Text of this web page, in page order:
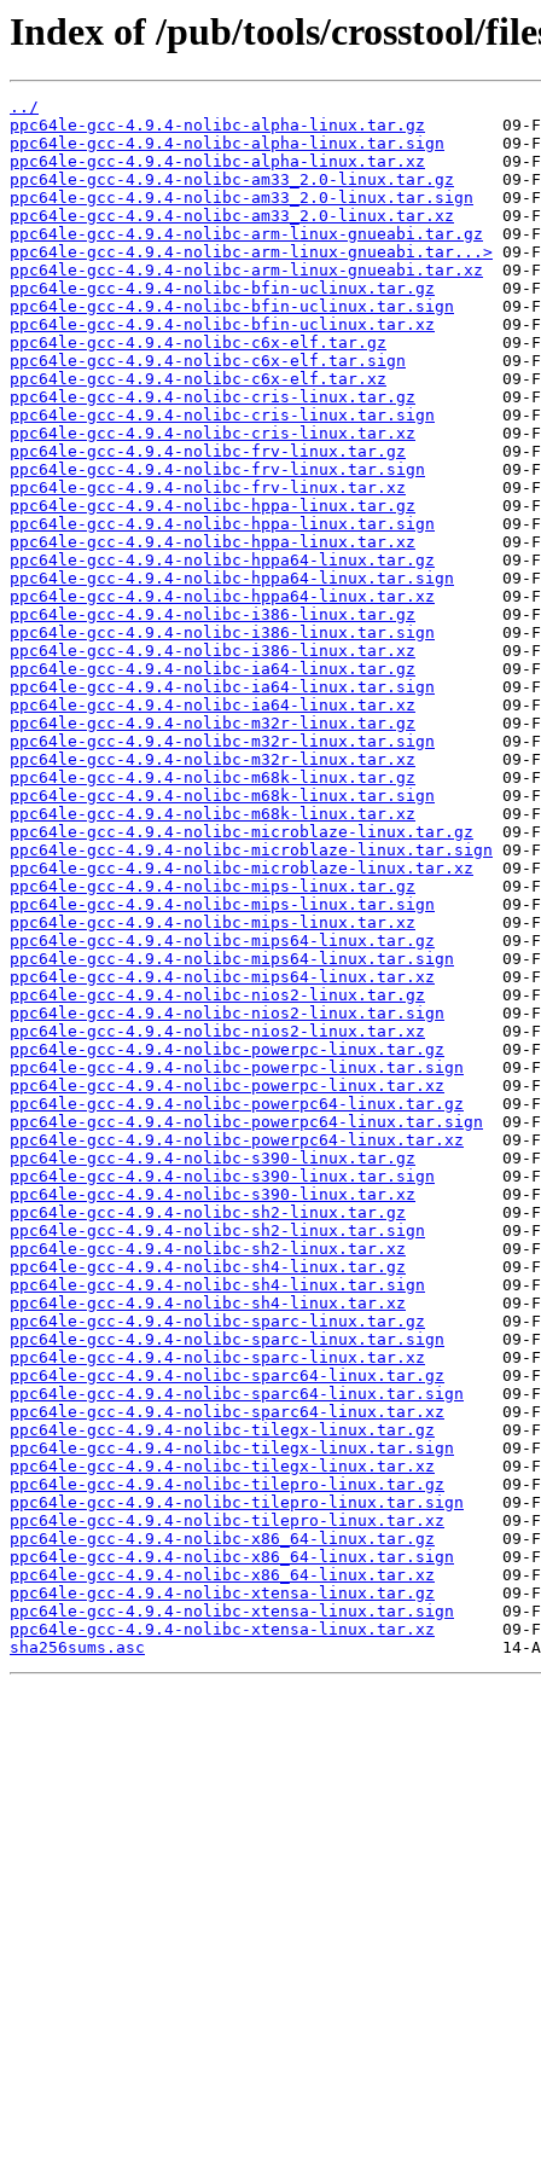
Index of /pub/tools/crosstool/
../
ppc64le-gcc-4.9.4-nolibc-alpha-linux.tar.gz
ppc64le-gcc-4.9.4-nolibc-alpha-linux.tar.sign
ppc64le-gcc-4.9.4-nolibc-alpha-linux.tar.xz
ppc64le-gcc-4.9.4-nolibc-am33_2.0-linux.tar.gz
ppc64le-gcc-4.9.4-nolibc-am33_2.0-linux.tar.sign
ppc64le-gcc-4.9.4-nolibc-am33_2.0-linux.tar.xz
ppc64le-gcc-4.9.4-nolibc-arm-linux-gnueabi.tar.gz
ppc64le-gcc-4.9.4-nolibc-arm-linux-gnueabi.tar...>
ppc64le-gcc-4.9.4-nolibc-arm-linux-gnueabi.tar.xz
ppc64le-gcc-4.9.4-nolibc-bfin-uclinux.tar.gz
ppc64le-gcc-4.9.4-nolibc-bfin-uclinux.tar.sign
ppc64le-gcc-4.9.4-nolibc-bfin-uclinux.tar.xz
ppc64le-gcc-4.9.4-nolibc-c6x-elf.tar.gz
ppc64le-gcc-4.9.4-nolibc-c6x-elf.tar.sign
ppc64le-gcc-4.9.4-nolibc-c6x-elf.tar.xz
ppc64le-gcc-4.9.4-nolibc-cris-linux.tar.gz
ppc64le-gcc-4.9.4-nolibc-cris-linux.tar.sign
ppc64le-gcc-4.9.4-nolibc-cris-linux.tar.xz
ppc64le-gcc-4.9.4-nolibc-frv-linux.tar.gz
ppc64le-gcc-4.9.4-nolibc-frv-linux.tar.sign
ppc64le-gcc-4.9.4-nolibc-frv-linux.tar.xz
ppc64le-gcc-4.9.4-nolibc-hppa-linux.tar.gz
ppc64le-gcc-4.9.4-nolibc-hppa-linux.tar.sign
ppc64le-gcc-4.9.4-nolibc-hppa-linux.tar.xz
ppc64le-gcc-4.9.4-nolibc-hppa64-linux.tar.gz
ppc64le-gcc-4.9.4-nolibc-hppa64-linux.tar.sign
ppc64le-gcc-4.9.4-nolibc-hppa64-linux.tar.xz
ppc64le-gcc-4.9.4-nolibc-i386-linux.tar.gz
ppc64le-gcc-4.9.4-nolibc-i386-linux.tar.sign
ppc64le-gcc-4.9.4-nolibc-i386-linux.tar.xz
ppc64le-gcc-4.9.4-nolibc-ia64-linux.tar.gz
ppc64le-gcc-4.9.4-nolibc-ia64-linux.tar.sign
ppc64le-gcc-4.9.4-nolibc-ia64-linux.tar.xz
ppc64le-gcc-4.9.4-nolibc-m32r-linux.tar.gz
ppc64le-gcc-4.9.4-nolibc-m32r-linux.tar.sign
ppc64le-gcc-4.9.4-nolibc-m32r-linux.tar.xz
ppc64le-gcc-4.9.4-nolibc-m68k-linux.tar.gz
ppc64le-gcc-4.9.4-nolibc-m68k-linux.tar.sign
ppc64le-gcc-4.9.4-nolibc-m68k-linux.tar.xz
ppc64le-gcc-4.9.4-nolibc-microblaze-linux.tar.gz
ppc64le-gcc-4.9.4-nolibc-microblaze-linux.tar.sign
ppc64le-gcc-4.9.4-nolibc-microblaze-linux.tar.xz
ppc64le-gcc-4.9.4-nolibc-mips-linux.tar.gz
ppc64le-gcc-4.9.4-nolibc-mips-linux.tar.sign
ppc64le-gcc-4.9.4-nolibc-mips-linux.tar.xz
ppc64le-gcc-4.9.4-nolibc-mips64-linux.tar.gz
ppc64le-gcc-4.9.4-nolibc-mips64-linux.tar.sign
ppc64le-gcc-4.9.4-nolibc-mips64-linux.tar.xz
ppc64le-gcc-4.9.4-nolibc-nios2-linux.tar.gz
ppc64le-gcc-4.9.4-nolibc-nios2-linux.tar.sign
ppc64le-gcc-4.9.4-nolibc-nios2-linux.tar.xz
ppc64le-gcc-4.9.4-nolibc-powerpc-linux.tar.gz
ppc64le-gcc-4.9.4-nolibc-powerpc-linux.tar.sign
ppc64le-gcc-4.9.4-nolibc-powerpc-linux.tar.xz
ppc64le-gcc-4.9.4-nolibc-powerpc64-linux.tar.gz
ppc64le-gcc-4.9.4-nolibc-powerpc64-linux.tar.sign
ppc64le-gcc-4.9.4-nolibc-powerpc64-linux.tar.xz
ppc64le-gcc-4.9.4-nolibc-s390-linux.tar.gz
ppc64le-gcc-4.9.4-nolibc-s390-linux.tar.sign
ppc64le-gcc-4.9.4-nolibc-s390-linux.tar.xz
ppc64le-gcc-4.9.4-nolibc-sh2-linux.tar.gz
ppc64le-gcc-4.9.4-nolibc-sh2-linux.tar.sign
ppc64le-gcc-4.9.4-nolibc-sh2-linux.tar.xz
ppc64le-gcc-4.9.4-nolibc-sh4-linux.tar.gz
ppc64le-gcc-4.9.4-nolibc-sh4-linux.tar.sign
ppc64le-gcc-4.9.4-nolibc-sh4-linux.tar.xz
ppc64le-gcc-4.9.4-nolibc-sparc-linux.tar.gz
ppc64le-gcc-4.9.4-nolibc-sparc-linux.tar.sign
ppc64le-gcc-4.9.4-nolibc-sparc-linux.tar.xz
ppc64le-gcc-4.9.4-nolibc-sparc64-linux.tar.gz
ppc64le-gcc-4.9.4-nolibc-sparc64-linux.tar.sign
ppc64le-gcc-4.9.4-nolibc-sparc64-linux.tar.xz
ppc64le-gcc-4.9.4-nolibc-tilegx-linux.tar.gz
ppc64le-gcc-4.9.4-nolibc-tilegx-linux.tar.sign
ppc64le-gcc-4.9.4-nolibc-tilegx-linux.tar.xz
ppc64le-gcc-4.9.4-nolibc-tilepro-linux.tar.gz
ppc64le-gcc-4.9.4-nolibc-tilepro-linux.tar.sign
ppc64le-gcc-4.9.4-nolibc-tilepro-linux.tar.xz
ppc64le-gcc-4.9.4-nolibc-x86_64-linux.tar.gz
ppc64le-gcc-4.9.4-nolibc-x86_64-linux.tar.sign
ppc64le-gcc-4.9.4-nolibc-x86_64-linux.tar.xz
ppc64le-gcc-4.9.4-nolibc-xtensa-linux.tar.gz
ppc64le-gcc-4.9.4-nolibc-xtensa-linux.tar.sign
ppc64le-gcc-4.9.4-nolibc-xtensa-linux.tar.xz
sha256sums.asc